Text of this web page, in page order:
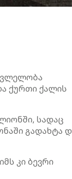
ქურთი ქალის
სადაც
გადახტა
კი ბევრი